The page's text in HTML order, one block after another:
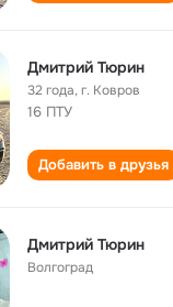
Дмитрий Тюрин
32 года,г. Ковров
16 ПТУ
Добавить в друзья
Дмитрий Тюрин
Волгоград